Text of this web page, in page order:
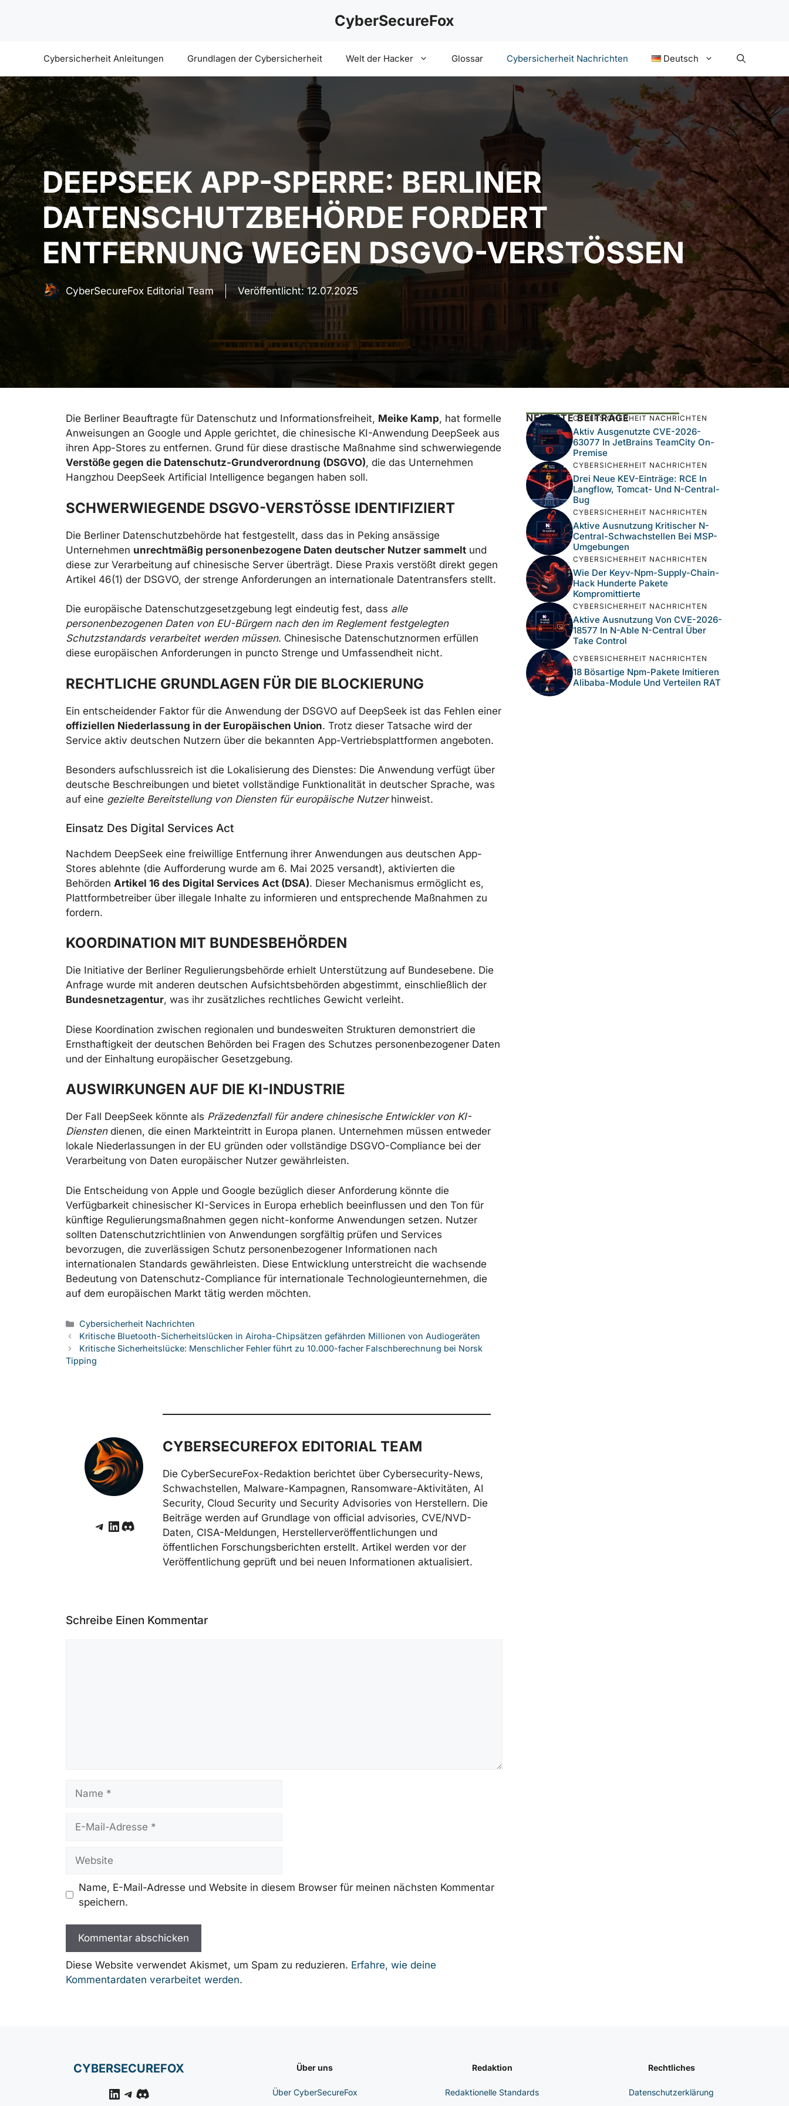
CyberSecureFox
Cybersicherheit Anleitungen Grundlagen der Cybersicherheit Welt der Hacker Glossar Cybersicherheit Nachrichten Deutsch
DEEPSEEK APP-SPERRE: BERLINER
DATENSCHUTZBEHÖRDE FORDERT
ENTFERNUNG WEGEN DSGVO-VERSTÖSSEN
CyberSecureFox Editorial Team Veröffentlicht:12.07.2025
Die Berliner Beauftragte für Datenschutz und Informationsfreiheit, Meike Kamp, hat formelle
Anweisungen an Google und Apple gerichtet, die chinesische KI-Anwendung DeepSeek aus
ihren App-Stores zu entfernen. Grund für diese drastische Maßnahme sind schwerwiegende
Verstöße gegen die Datenschutz-Grundverordnung (DSGVO), die das Unternehmen
Hangzhou DeepSeek Artificial Intelligence begangen haben soll.
SCHWERWIEGENDE DSGVO-VERSTÖSSE IDENTIFIZIERT
Die Berliner Datenschutzbehörde hat festgestellt, dass das in Peking ansässige
Unternehmen unrechtmäßig personenbezogene Daten deutscher Nutzer sammelt und
diese zur Verarbeitung auf chinesische Server überträgt. Diese Praxis verstößt direkt gegen
Artikel 46(1) der DSGVO, der strenge Anforderungen an internationale Datentransfers stellt.
Die europäische Datenschutzgesetzgebung legt eindeutig fest, dass alle
personenbezogenen Daten von EU-Bürgern nach den im Reglement festgelegten
Schutzstandards verarbeitet werden müssen. Chinesische Datenschutznormen erfüllen
diese europäischen Anforderungen in puncto Strenge und Umfassendheit nicht.
RECHTLICHE GRUNDLAGEN FÜR DIE BLOCKIERUNG
Ein entscheidender Faktor für die Anwendung der DSGVO auf DeepSeek ist das Fehlen einer
offiziellen Niederlassung in der Europäischen Union. Trotz dieser Tatsache wird der
Service aktiv deutschen Nutzern über die bekannten App-Vertriebsplattformen angeboten.
Besonders aufschlussreich ist die Lokalisierung des Dienstes: Die Anwendung verfügt über
deutsche Beschreibungen und bietet vollständige Funktionalität in deutscher Sprache, was
auf eine gezielte Bereitstellung von Diensten für europäische Nutzerhinweist.
Einsatz Des Digital Services Act
Nachdem DeepSeek eine freiwillige Entfernung ihrer Anwendungen aus deutschen App-
Stores ablehnte (die Aufforderung wurde am 6. Mai 2025 versandt), aktivierten die
Behörden Artikel 16 des Digital Services Act (DSA). Dieser Mechanismus ermöglicht es,
Plattformbetreiber über illegale Inhalte zu informieren und entsprechende Maßnahmen zu
fordern.
KOORDINATION MIT BUNDESBEHÖRDEN
Die Initiative der Berliner Regulierungsbehörde erhielt Unterstützung auf Bundesebene. Die
Anfrage wurde mit anderen deutschen Aufsichtsbehörden abgestimmt, einschließlich der
Bundesnetzagentur, was ihr zusätzliches rechtliches Gewicht verleiht.
Diese Koordination zwischen regionalen und bundesweiten Strukturen demonstriert die
Ernsthaftigkeit der deutschen Behörden bei Fragen des Schutzes personenbezogener Daten
und der Einhaltung europäischer Gesetzgebung.
AUSWIRKUNGEN AUF DIE KI-INDUSTRIE
Der Fall DeepSeek könnte als Präzedenzfall für andere chinesische Entwickler von KI-
Dienstendienen, die einen Markteintritt in Europa planen. Unternehmen müssen entweder
lokale Niederlassungen in der EU gründen oder vollständige DSGVO-Compliance bei der
Verarbeitung von Daten europäischer Nutzer gewährleisten.
Die Entscheidung von Apple und Google bezüglich dieser Anforderung könnte die
Verfügbarkeit chinesischer KI-Services in Europa erheblich beeinflussen und den Ton für
künftige Regulierungsmaßnahmen gegen nicht-konforme Anwendungen setzen. Nutzer
sollten Datenschutzrichtlinien von Anwendungen sorgfältig prüfen und Services
bevorzugen, die zuverlässigen Schutz personenbezogener Informationen nach
internationalen Standards gewährleisten. Diese Entwicklung unterstreicht die wachsende
Bedeutung von Datenschutz-Compliance für internationale Technologieunternehmen, die
auf dem europäischen Markt tätig werden möchten.
Kategorien
Cybersicherheit Nachrichten
Kritische Bluetooth-Sicherheitslücken in Airoha-Chipsätzen gefährden Millionen von Audiogeräten
Kritische Sicherheitslücke: Menschlicher Fehler führt zu 10.000-facher Falschberechnung bei Norsk
Tipping
Telegram
LinkedIn
Discord
CYBERSECUREFOX EDITORIAL TEAM
Die CyberSecureFox-Redaktion berichtet über Cybersecurity-News,
Schwachstellen, Malware-Kampagnen, Ransomware-Aktivitäten, AI
Security, Cloud Security und Security Advisories von Herstellern. Die
Beiträge werden auf Grundlage von official advisories, CVE/NVD-
Daten, CISA-Meldungen, Herstellerveröffentlichungen und
öffentlichen Forschungsberichten erstellt. Artikel werden vor der
Veröffentlichung geprüft und bei neuen Informationen aktualisiert.
Schreibe Einen Kommentar
Mail-
Name, E-Mail-Adresse und Website in diesem Browser für meinen nächsten Kommentar
speichern.
Diese Website verwendet Akismet, um Spam zu reduzieren. Erfahre, wie deine
Kommentardaten verarbeitet werden.
NEUESTE BEITRÄGE
CYBERSICHERHEIT NACHRICHTEN
Aktiv Ausgenutzte CVE-2026-
63077 In JetBrains TeamCity On-
Premise
CYBERSICHERHEIT NACHRICHTEN
Drei Neue KEV-Einträge: RCE In
Langflow, Tomcat- Und N-Central-
Bug
CYBERSICHERHEIT NACHRICHTEN
Aktive Ausnutzung Kritischer N-
Central-Schwachstellen Bei MSP-
Umgebungen
CYBERSICHERHEIT NACHRICHTEN
Wie Der Keyv-Npm-Supply-Chain-
Hack Hunderte Pakete
Kompromittierte
CYBERSICHERHEIT NACHRICHTEN
Aktive Ausnutzung Von CVE-2026-
18577 In N-Able N-Central Über
Take Control
CYBERSICHERHEIT NACHRICHTEN
18 Bösartige Npm-Pakete Imitieren
Alibaba-Module Und Verteilen RAT
CYBERSECUREFOX
LinkedIn
Telegram
Discord
Über uns
Über CyberSecureFox
Redaktion
Redaktionelle Standards
Rechtliches
Datenschutzerklärung